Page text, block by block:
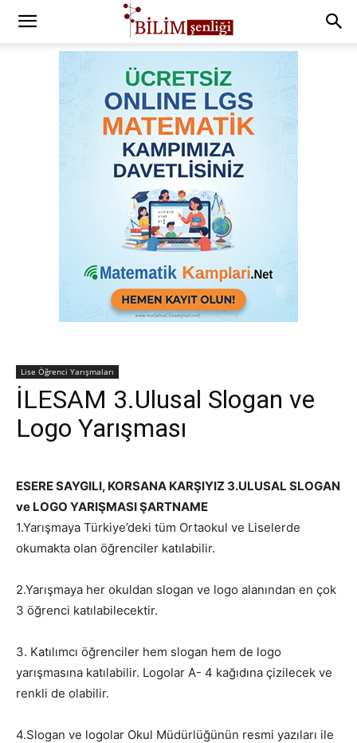
Lise Öğrenci Yarışmaları
İLESAM 3.Ulusal Slogan ve
Logo Yarışması
ESERE SAYGILI, KORSANA KARŞIYIZ 3.ULUSAL SLOGAN
ve LOGO YARIŞMASI ŞARTNAME
1.Yarışmaya Türkiye’deki tüm Ortaokul ve Liselerde
okumakta olan öğrenciler katılabilir.
2.Yarışmaya her okuldan slogan ve logo alanından en çok
3 öğrenci katılabilecektir.
3. Katılımcı öğrenciler hem slogan hem de logo
yarışmasına katılabilir. Logolar A- 4 kağıdına çizilecek ve
renkli de olabilir.
4.Slogan ve logolar Okul Müdürlüğünün resmi yazıları ile